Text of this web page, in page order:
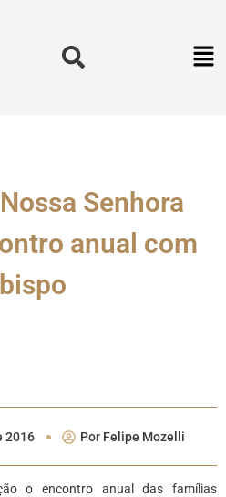
Senhora
anual com
2016 Por Felipe Mozelli
o encontro anual das famílias